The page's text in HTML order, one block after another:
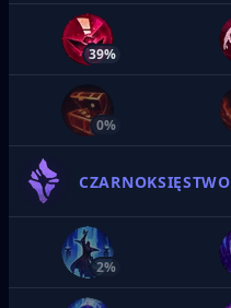
39%
0%
CZARNOKSIĘSTWO
2%